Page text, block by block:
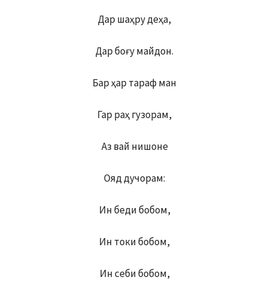
Дар шаҳру деҳа,
Дар боғу майдон.
Бар ҳар тараф ман
Гар раҳ гузорам,
Аз вай нишоне
Ояд дучорам:
Ин беди бобом,
Ин токи бобом,
Ин себи бобом,